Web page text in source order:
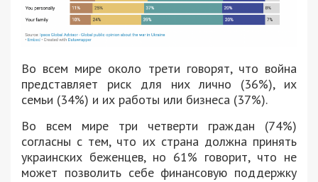
Во всем мире около трети говорят, что война
представляет риск для них лично (36%), их
семьи (34%) и их работы или бизнеса (37%).
Во всем мире три четверти граждан (74%)
согласны с тем, что их страна должна принять
украинских беженцев, но 61% говорит, что не
может позволить себе финансовую поддержку